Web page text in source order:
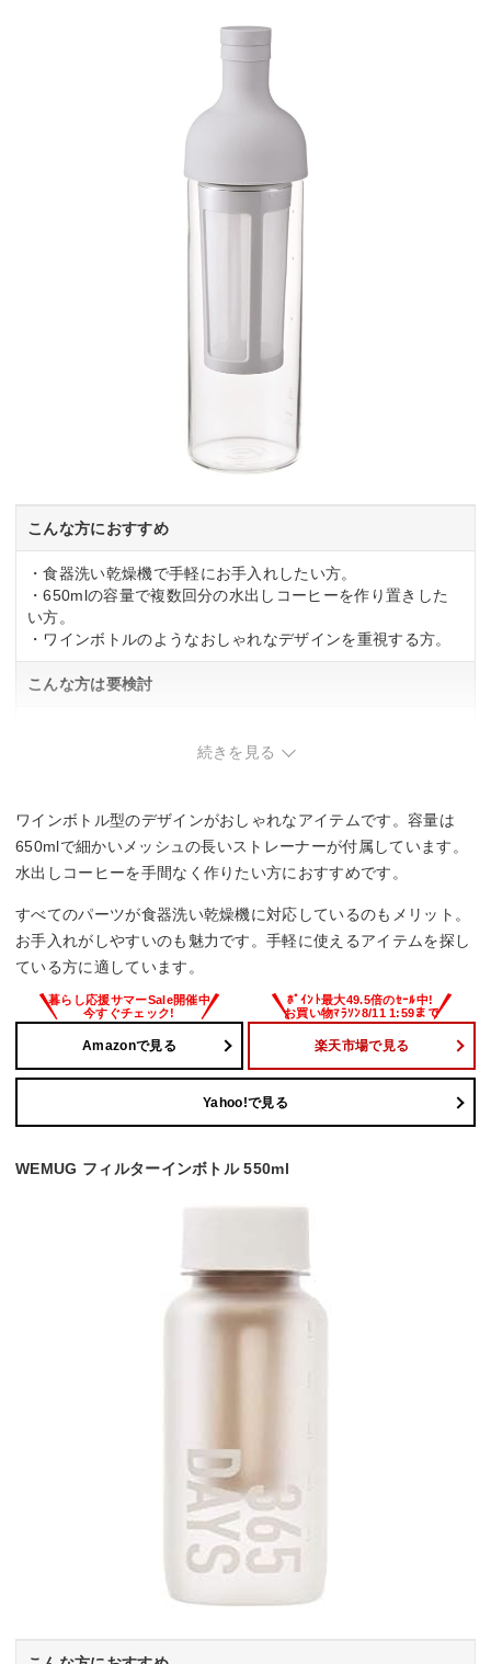
こんな方におすすめ
・食器洗い乾燥機で手軽にお手入れしたい方。
・650mlの容量で複数回分の水出しコーヒーを作り置きした
い方。
・ワインボトルのようなおしゃれなデザインを重視する方。
こんな方は要検討
・パッキンレスなど、より簡潔な構造を求める方。
続きを見る
ワインボトル型のデザインがおしゃれなアイテムです。容量は
650mlで細かいメッシュの長いストレーナーが付属しています。
水出しコーヒーを手間なく作りたい方におすすめです。
すべてのパーツが食器洗い乾燥機に対応しているのもメリット。
お手入れがしやすいのも魅力です。手軽に使えるアイテムを探し
ている方に適しています。
Amazonで見る 楽天市場で見る
Yahoo!で見る
WEMUG フィルターインボトル 550ml